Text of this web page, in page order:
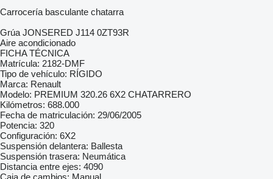
Carrocería basculante chatarra
Grúa JONSERED J114 0ZT93R
Aire acondicionado
FICHA TÉCNICA
Matrícula: 2182-DMF
Tipo de vehículo: RÍGIDO
Marca: Renault
Modelo: PREMIUM 320.26 6X2 CHATARRERO
Kilómetros: 688.000
Fecha de matriculación: 29/06/2005
Potencia: 320
Configuración: 6X2
Suspensión delantera: Ballesta
Suspensión trasera: Neumática
Distancia entre ejes: 4090